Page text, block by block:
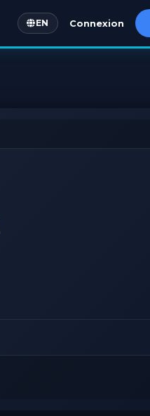
EN
English Connexion